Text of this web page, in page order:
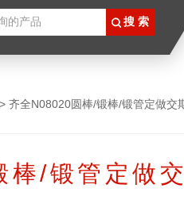
> 齐全N08020圆棒/锻棒/锻管定做交
棒/锻管定做